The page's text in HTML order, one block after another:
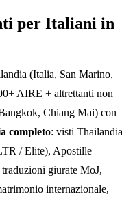
per Italiani in
(Italia, San Marino,
AIRE + altrettanti non
Chiang Mai) con
completo: visti Thailandia
/ Elite), Apostille
giurate MoJ,
internazionale,